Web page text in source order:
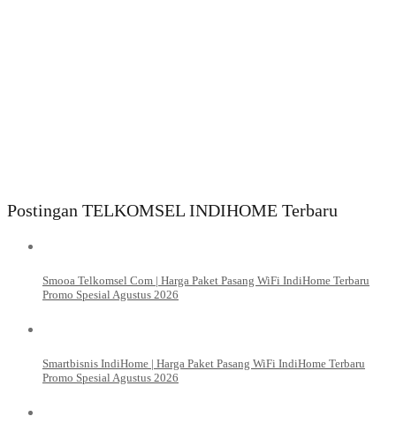
Postingan TELKOMSEL INDIHOME Terbaru
Smooa Telkomsel Com | Harga Paket Pasang WiFi IndiHome Terbaru
Promo Spesial Agustus 2026
Smartbisnis IndiHome | Harga Paket Pasang WiFi IndiHome Terbaru
Promo Spesial Agustus 2026